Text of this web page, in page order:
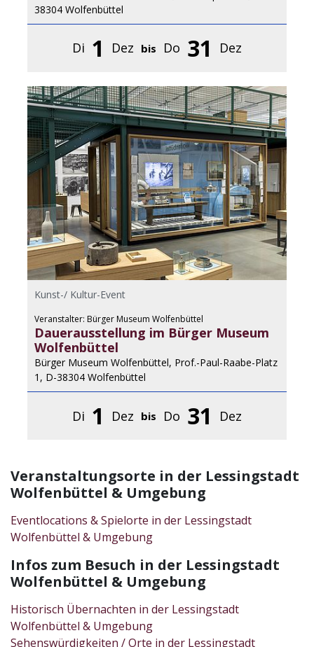
38304 Wolfenbüttel
Di 1 Dez bis Do 31 Dez
Kunst-/ Kultur-Event
Veranstalter: Bürger Museum Wolfenbüttel
Dauerausstellung im Bürger Museum
Wolfenbüttel
Bürger Museum Wolfenbüttel, Prof.-Paul-Raabe-Platz
1, D-38304 Wolfenbüttel
Di 1 Dez bis Do 31 Dez
Veranstaltungsorte in der Lessingstadt
Wolfenbüttel & Umgebung
Eventlocations & Spielorte in der Lessingstadt
Wolfenbüttel & Umgebung
Infos zum Besuch in der Lessingstadt
Wolfenbüttel & Umgebung
Historisch Übernachten in der Lessingstadt
Wolfenbüttel & Umgebung
Sehenswürdigkeiten / Orte in der Lessingstadt